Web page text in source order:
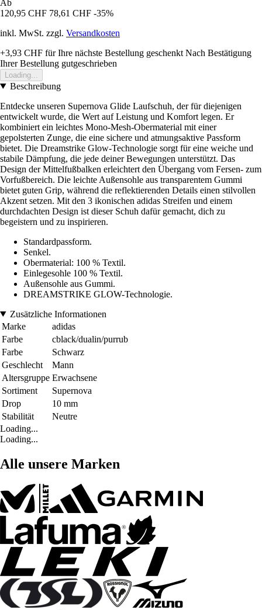
Ab
120,95 CHF 78,61 CHF -35%
inkl. MwSt. zzgl. Versandkosten
+3,93 CHF für Ihre nächste Bestellung geschenkt Nach Bestätigung
Ihrer Bestellung gutgeschrieben
Loading...
Beschreibung
Entdecke unseren Supernova Glide Laufschuh, der für diejenigen
entwickelt wurde, die Wert auf Leistung und Komfort legen. Er
kombiniert ein leichtes Mono-Mesh-Obermaterial mit einer
gepolsterten Zunge, die eine sichere und atmungsaktive Passform
bietet. Die Dreamstrike Glow-Technologie sorgt für eine weiche und
stabile Dämpfung, die jede deiner Bewegungen unterstützt. Das
Design der Mittelfußbalken erleichtert den Übergang vom Fersen- zum
Vorfußbereich. Die leichte Außensohle aus transparentem Gummi
bietet guten Grip, während die reflektierenden Details einen stilvollen
Akzent setzen. Mit den 3 ikonischen adidas Streifen und einem
durchdachten Design ist dieser Schuh dafür gemacht, dich zu
begeistern und zu inspirieren.
Standardpassform.
Senkel.
Obermaterial: 100 % Textil.
Einlegesohle 100 % Textil.
Außensohle aus Gummi.
DREAMSTRIKE GLOW-Technologie.
Zusätzliche Informationen
Marke
adidas
Farbe
cblack/dualin/purrub
Farbe
Schwarz
Geschlecht
Mann
Altersgruppe Erwachsene
Sortiment
Supernova
Drop
10 mm
Stabilität
Neutre
Loading...
Loading...
Alle unsere Marken